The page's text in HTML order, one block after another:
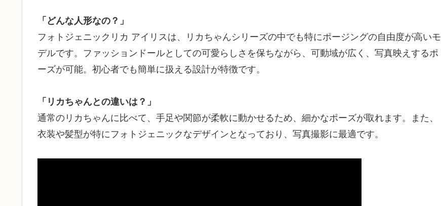
「どんな人形なの？」
フォトジェニックリカ アイリスは、リカちゃんシリーズの中でも特にポージングの自由度が高いモ
デルです。ファッションドールとしての可愛らしさを保ちながら、可動域が広く、写真映えするポ
ーズが可能。初心者でも簡単に扱える設計が特徴です。
「リカちゃんとの違いは？」
通常のリカちゃんに比べて、手足や関節が柔軟に動かせるため、細かなポーズが取れます。また、
衣装や髪型が特にフォトジェニックなデザインとなっており、写真撮影に最適です。